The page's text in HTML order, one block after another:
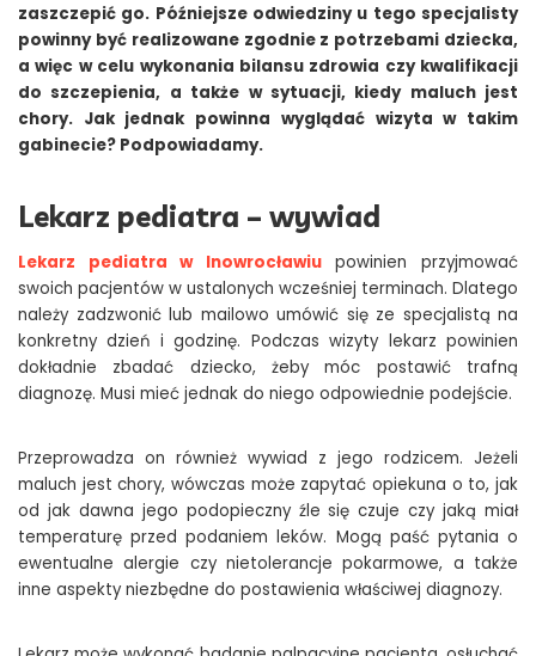
zaszczepić go. Późniejsze odwiedziny u tego specjalisty
powinny być realizowane zgodnie z potrzebami dziecka,
a więc w celu wykonania bilansu zdrowia czy kwalifikacji
do szczepienia, a także w sytuacji, kiedy maluch jest
chory. Jak jednak powinna wyglądać wizyta w takim
gabinecie? Podpowiadamy.
Lekarz pediatra – wywiad
Lekarz pediatra w Inowrocławiupowinien przyjmować
swoich pacjentów w ustalonych wcześniej terminach. Dlatego
należy zadzwonić lub mailowo umówić się ze specjalistą na
konkretny dzień i godzinę. Podczas wizyty lekarz powinien
dokładnie zbadać dziecko, żeby móc postawić trafną
diagnozę. Musi mieć jednak do niego odpowiednie podejście.
Przeprowadza on również wywiad z jego rodzicem. Jeżeli
maluch jest chory, wówczas może zapytać opiekuna o to, jak
od jak dawna jego podopieczny źle się czuje czy jaką miał
temperaturę przed podaniem leków. Mogą paść pytania o
ewentualne alergie czy nietolerancje pokarmowe, a także
inne aspekty niezbędne do postawienia właściwej diagnozy.